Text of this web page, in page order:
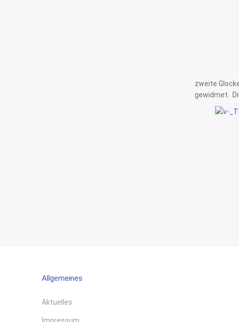
zweite
gewidmet.
Allgemeines
Aktuelles